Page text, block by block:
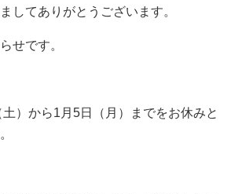
してありがとうございます。
せです。
）から1月5日（月）までをお休みと